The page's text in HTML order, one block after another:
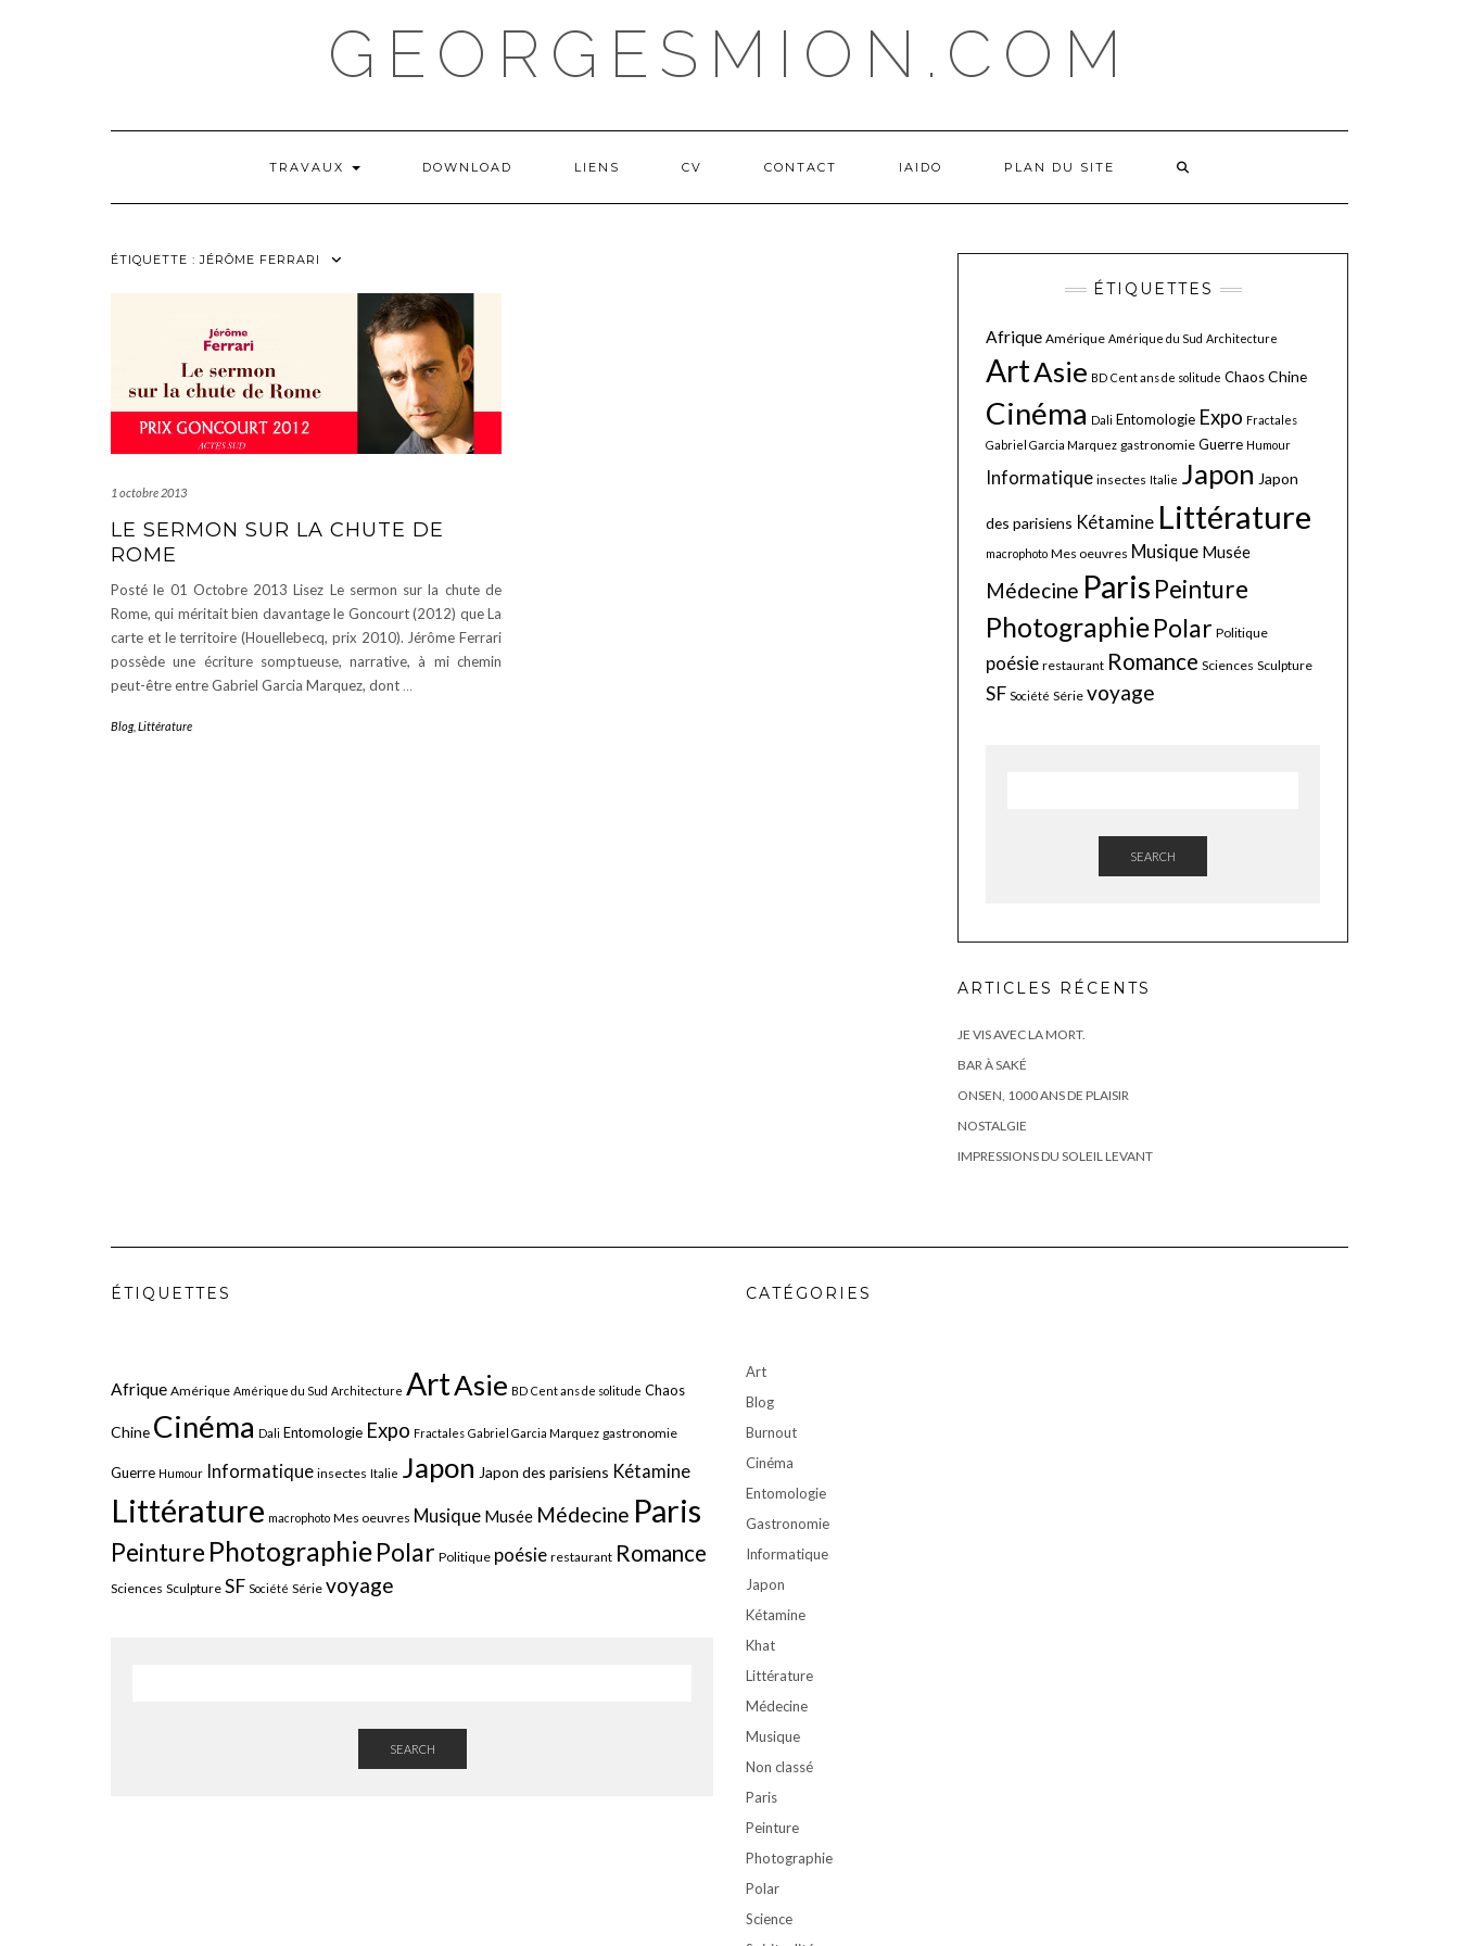
GEORGESMION.COM
TRAVAUX DOWNLOAD LIENS CV CONTACT IAIDO PLAN DU SITE
ÉTIQUETTE :JÉRÔME FERRARI
1 octobre 2013
LE SERMON SUR LA CHUTE DE
ROME
Posté le 01 Octobre 2013 Lisez Le sermon sur la chute de
Rome, qui méritait bien davantage le Goncourt (2012) que La
carte et le territoire (Houellebecq, prix 2010). Jérôme Ferrari
possède une écriture somptueuse, narrative, à mi chemin
peut-être entre Gabriel Garcia Marquez, dont …
Blog, Littérature
ÉTIQUETTES
Afrique Amérique Amérique du Sud Architecture
ArtAsie BD Cent ans de solitude ChaosChine
Cinéma Dali Entomologie Expo Fractales
Gabriel Garcia Marquez gastronomie Guerre Humour
Informatique insectes Italie Japon Japon
des parisiens Kétamine Littérature
macrophoto Mes oeuvres Musique Musée
Médecine Paris Peinture
PhotographiePolar Politique
poésie restaurant Romance Sciences Sculpture
SF Société Série voyage
SEARCH
ARTICLES RÉCENTS
JE VIS AVEC LA MORT.
BAR À SAKÉ
ONSEN, 1000 ANS DE PLAISIR
NOSTALGIE
IMPRESSIONS DU SOLEIL LEVANT
ÉTIQUETTES
Afrique Amérique Amérique du Sud Architecture ArtAsie BD Cent ans de solitude Chaos
Chine Cinéma Dali Entomologie Expo Fractales Gabriel Garcia Marquez gastronomie
Guerre Humour Informatique insectes Italie Japon Japon des parisiens Kétamine
Littérature macrophoto Mes oeuvres Musique Musée Médecine Paris
Peinture PhotographiePolar Politique poésie restaurant Romance
Sciences Sculpture SF Société Série voyage
SEARCH
CATÉGORIES
Art
Blog
Burnout
Cinéma
Entomologie
Gastronomie
Informatique
Japon
Kétamine
Khat
Littérature
Médecine
Musique
Non classé
Paris
Peinture
Photographie
Polar
Science